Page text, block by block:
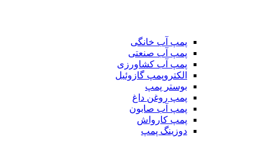
پمپ آب خانگی
پمپ آب صنعتی
پمپ آب کشاورزی
الکتروپمپ گازوئیل
بوستر پمپ
پمپ روغن داغ
پمپ آب صابون
پمپ کارواش
دوزینگ پمپ